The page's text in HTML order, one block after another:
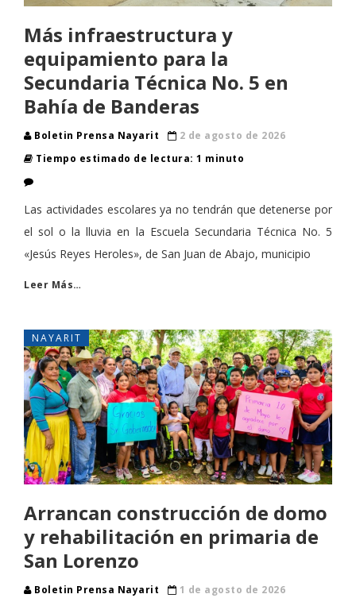
Más infraestructura y
equipamiento para la
Secundaria Técnica No. 5 en
Bahía de Banderas
Boletin Prensa Nayarit
2 de agosto de 2026
Tiempo estimado de lectura: 1 minuto
Las actividades escolares ya no tendrán que detenerse por
el sol o la lluvia en la Escuela Secundaria Técnica No. 5
«Jesús Reyes Heroles», de San Juan de Abajo, municipio
Leer Más…
NAYARIT
Arrancan construcción de domo
y rehabilitación en primaria de
San Lorenzo
Boletin Prensa Nayarit
1 de agosto de 2026